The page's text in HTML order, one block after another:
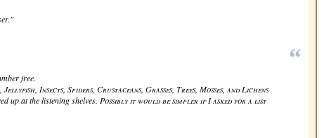
free.
Insects, Spiders, Crustaceans, Grasses, Trees, Mosses, and Lichens
up at the listening shelves. Possibly it would be simpler if I asked for a list
“